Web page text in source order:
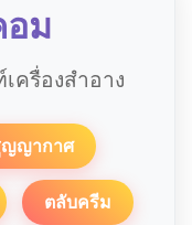
ม
ครื่องสำอาง
ญากาศ
ตลับครีม